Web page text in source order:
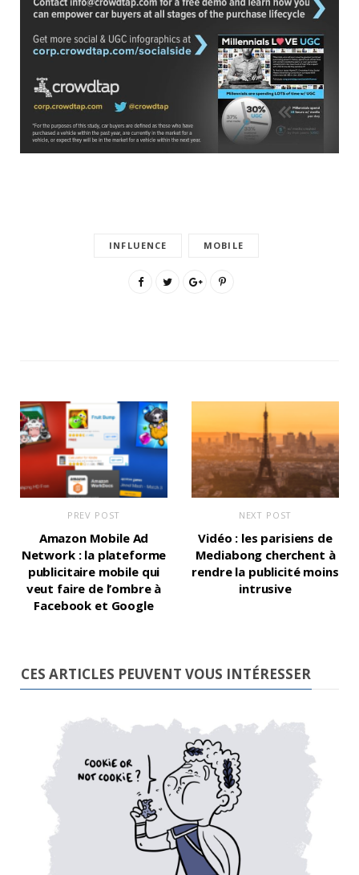
INFLUENCE MOBILE
PREV POST
Amazon Mobile Ad
Network : la plateforme
publicitaire mobile qui
veut faire de l’ombre à
Facebook et Google
NEXT POST
Vidéo : les parisiens de
Mediabong cherchent à
rendre la publicité moins
intrusive
CES ARTICLES PEUVENT VOUS INTÉRESSER